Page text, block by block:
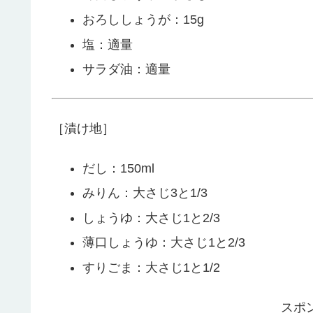
おろししょうが：15g
塩：適量
サラダ油：適量
［漬け地］
だし：150ml
みりん：大さじ3と1/3
しょうゆ：大さじ1と2/3
薄口しょうゆ：大さじ1と2/3
すりごま：大さじ1と1/2
スポ